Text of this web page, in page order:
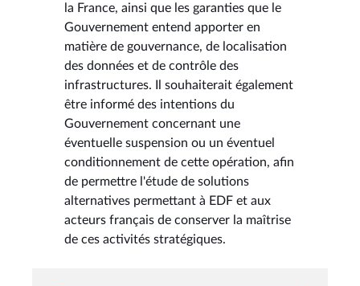
la France, ainsi que les garanties que le
Gouvernement entend apporter en
matière de gouvernance, de localisation
des données et de contrôle des
infrastructures. Il souhaiterait également
être informé des intentions du
Gouvernement concernant une
éventuelle suspension ou un éventuel
conditionnement de cette opération, afin
de permettre l'étude de solutions
alternatives permettant à EDF et aux
acteurs français de conserver la maîtrise
de ces activités stratégiques.